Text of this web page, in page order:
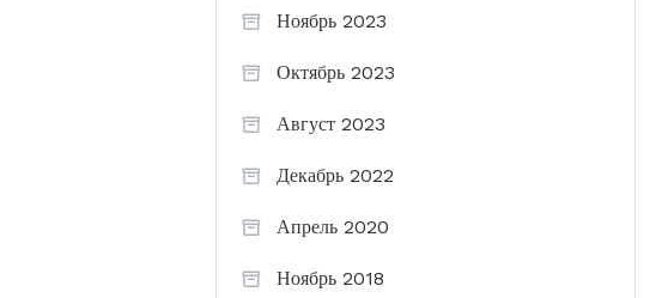
Ноябрь 2023
Октябрь 2023
Август 2023
Декабрь 2022
Апрель 2020
Ноябрь 2018